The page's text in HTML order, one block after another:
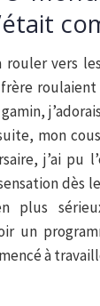
rouler vers
mon
j’ai pu
dès
plus
un
à